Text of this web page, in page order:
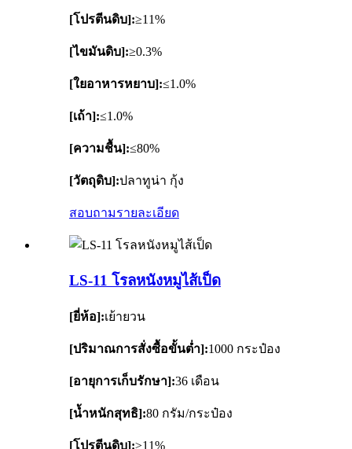
[โปรตีนดิบ]:≥11%
[ไขมันดิบ]:≥0.3%
[ใยอาหารหยาบ]:≤1.0%
[เถ้า]:≤1.0%
[ความชื้น]:≤80%
[วัตถุดิบ]:ปลาทูน่า กุ้ง
สอบถามรายละเอียด
LS-11 โรลหนังหมูไส้เป็ด
[ยี่ห้อ]:เย้ายวน
[ปริมาณการสั่งซื้อขั้นต่ำ]:1000 กระป๋อง
[อายุการเก็บรักษา]:36 เดือน
[น้ำหนักสุทธิ]:80 กรัม/กระป๋อง
[โปรตีนดิบ]:≥11%